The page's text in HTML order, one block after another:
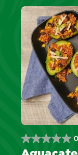
5
estrellas.
reseña
0.0